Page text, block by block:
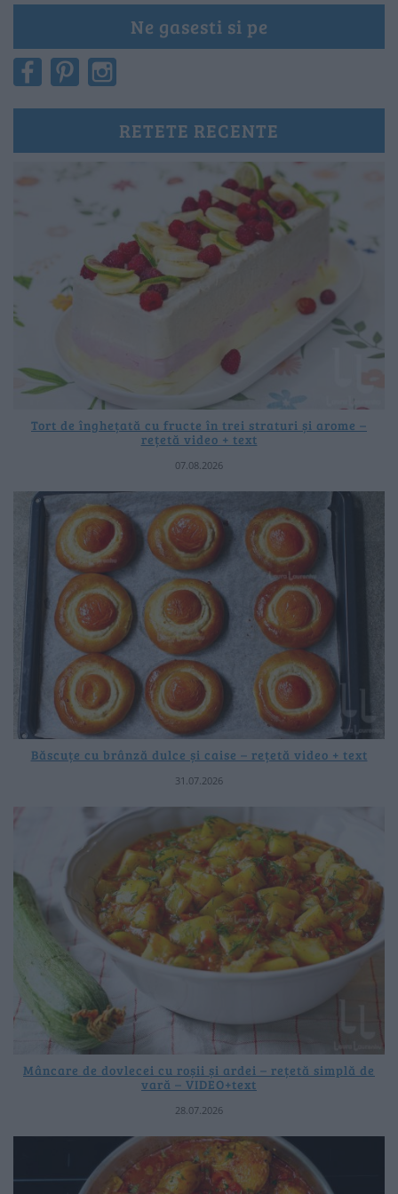
Ne gasesti si pe
RETETE RECENTE
Tort de înghețată cu fructe în trei straturi și arome –
rețetă video + text
07.08.2026
Băscuțe cu brânză dulce și caise – rețetă video + text
31.07.2026
Mâncare de dovlecei cu roșii și ardei – rețetă simplă de
vară – VIDEO+text
28.07.2026